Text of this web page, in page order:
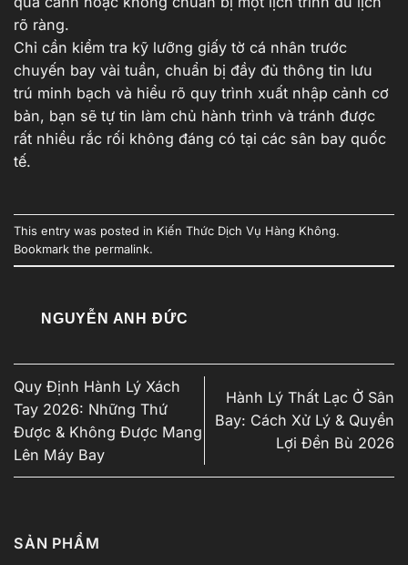
rõ ràng.
Chỉ cần kiểm tra kỹ lưỡng giấy tờ cá nhân trước
chuyến bay vài tuần, chuẩn bị đầy đủ thông tin lưu
trú minh bạch và hiểu rõ quy trình xuất nhập cảnh cơ
bản, bạn sẽ tự tin làm chủ hành trình và tránh được
rất nhiều rắc rối không đáng có tại các sân bay quốc
tế.
This entry was posted in Kiến Thức Dịch Vụ Hàng Không.
Bookmark the permalink.
NGUYỄN ANH ĐỨC
Quy Định Hành Lý Xách
Tay 2026: Những Thứ
Được & Không Được Mang
Lên Máy Bay
Hành Lý Thất Lạc Ở Sân
Bay: Cách Xử Lý & Quyền
Lợi Đền Bù 2026
SẢN PHẨM